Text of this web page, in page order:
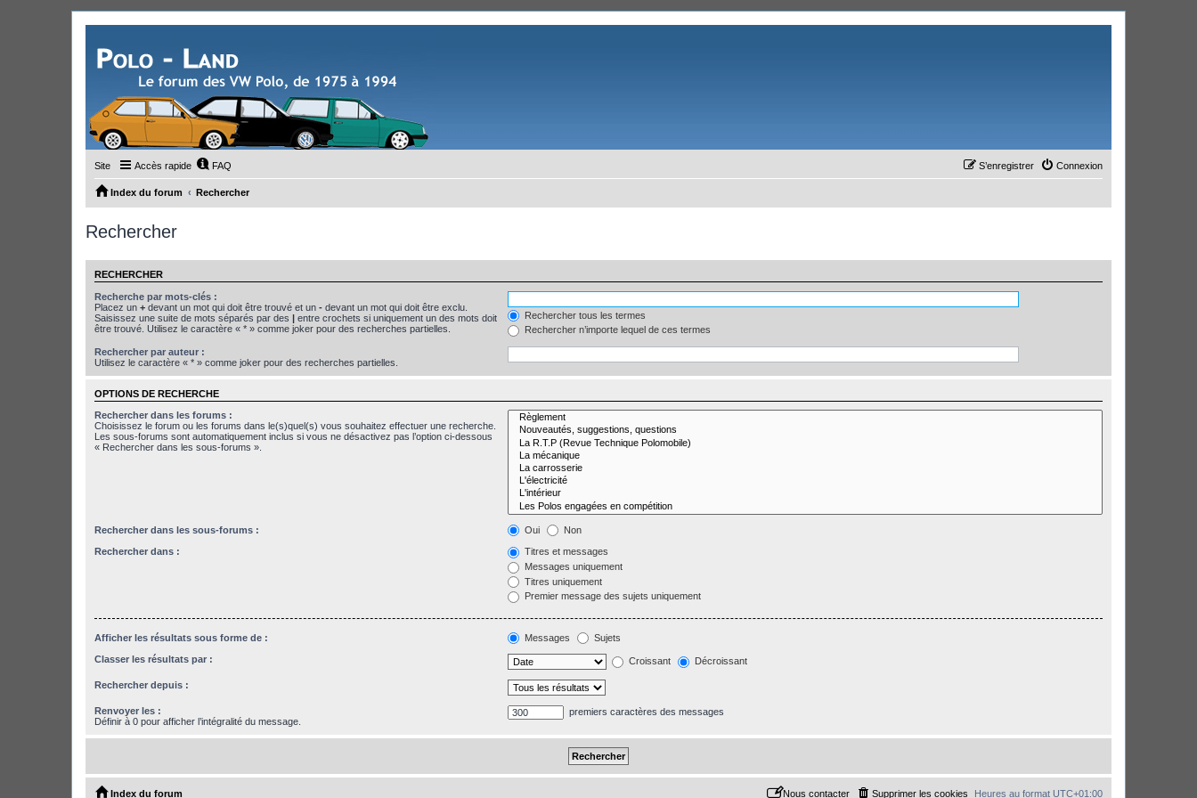
Site Accès rapide FAQ Connexion
S’enregistrer
Index du forum Rechercher
Rechercher
RECHERCHER
Recherche par mots-clés :
Placez un + devant un mot qui doit être trouvé et un - devant un mot qui doit être exclu.
Saisissez une suite de mots séparés par des | entre crochets si uniquement un des mots doit
être trouvé. Utilisez le caractère « * » comme joker pour des recherches partielles.
Rechercher tous les termes
Rechercher n’importe lequel de ces termes
Rechercher par auteur :
Utilisez le caractère « * » comme joker pour des recherches partielles.
OPTIONS DE RECHERCHE
Rechercher dans les forums :
Choisissez le forum ou les forums dans le(s)quel(s) vous souhaitez effectuer une recherche.
Les sous-forums sont automatiquement inclus si vous ne désactivez pas l’option ci-dessous
« Rechercher dans les sous-forums ».
Rechercher dans les sous-forums : Oui Non
Rechercher dans :
Titres et messages
Messages uniquement
Titres uniquement
Premier message des sujets uniquement
Afficher les résultats sous forme de : Messages Sujets
Classer les résultats par : Croissant Décroissant
Rechercher depuis :
Renvoyer les :
Définir à 0 pour afficher l’intégralité du message.
premiers caractères des messages
Index du forum Heures au format UTC+01:00
Supprimer les cookies
Nous contacter